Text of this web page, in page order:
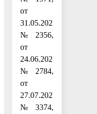
от
31.05.2021
№ 2356,
от
24.06.2021
№ 2784,
от
27.07.2021
№ 3374,